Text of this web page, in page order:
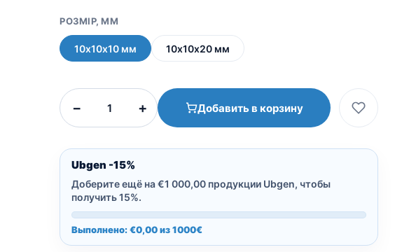
РОЗМІР, ММ
10х10х10 мм 10х10х20 мм
−
Количество
товара
Блок
-
Кістковий
матеріал
RE-
BONE®
Ubgen
+ Добавить в корзину
Ubgen -15%
Доберите ещё на €1 000,00 продукции Ubgen, чтобы
получить 15%.
Выполнено: €0,00 из 1000€